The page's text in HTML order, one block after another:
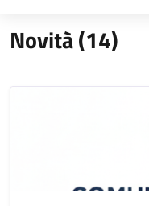
Novità (14)